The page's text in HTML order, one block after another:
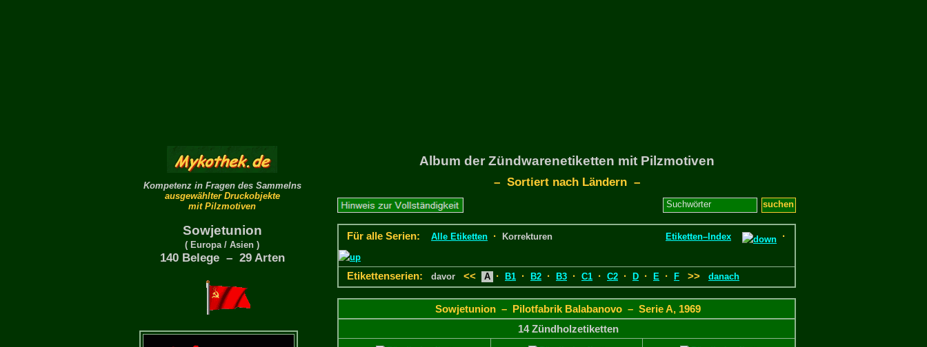
Kompetenz in Fragen des Sammelns
ausgewählter Druckobjekte
mit Pilzmotiven
Sowjetunion
( Europa / Asien )
140 Belege – 29 Arten
Album der Zündwarenetiketten mit Pilzmotiven
– Sortiert nach Ländern –
Für alle Serien: Alle Etiketten · Korrekturen Etiketten–Index ·
Etikettenserien: davor << A · B1 · B2 · B3 · C1 · C2 · D · E · F >> danach
Sowjetunion – Pilotfabrik Balabanovo – Serie A, 1969
14 Zündholzetiketten